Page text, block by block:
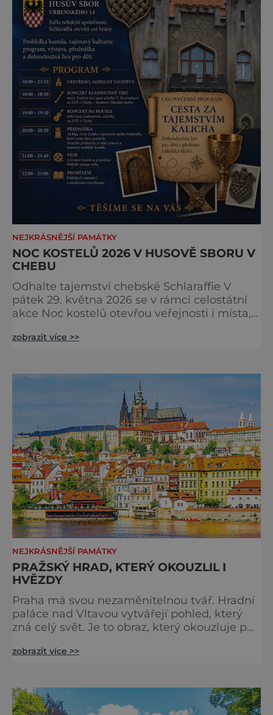
NEJKRÁSNĚJŠÍ PAMÁTKY
NOC KOSTELŮ 2026 V HUSOVĚ SBORU V
CHEBU
Odhalte tajemství chebské Schlaraffie V
pátek 29. května 2026 se v rámci celostátní
akce Noc kostelů otevřou veřejnosti i místa,
nejzajímavějších bude bezesporu Husův
večer plný historie, hudby, tajemství i
dobrodružství pro malé i velké návštěvníky.
Málokdo ví, že dnešní kos
zobrazit více >>
NEJKRÁSNĚJŠÍ PAMÁTKY
PRAŽSKÝ HRAD, KTERÝ OKOUZLIL I
HVĚZDY
Praha má svou nezaměnitelnou tvář. Hradní
paláce nad Vltavou vytvářejí pohled, který
zná celý svět. Je to obraz, který okouzluje po
jediný Čech, který by ho neznal. Pražský hrad
metropole, má ho na seznamu mí
zobrazit více >>